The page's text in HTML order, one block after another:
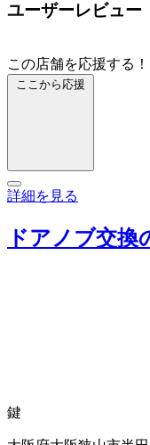
ユーザーレビュー
この店舗を応援する！
ここから応援
詳細を見る
ドアノブ交
鍵